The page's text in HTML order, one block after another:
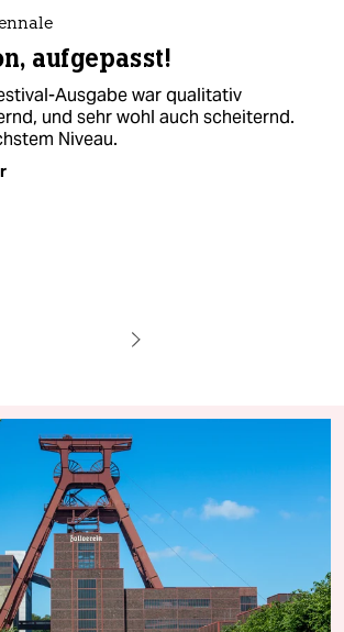
aufgepasst!
Ausgabe war qualitativ
und sehr wohl auch scheiternd.
Niveau.